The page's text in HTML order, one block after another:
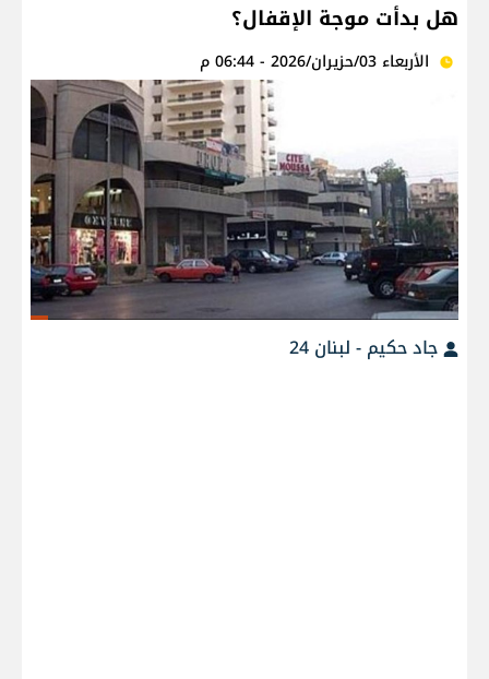
هل بدأت موجة الإقفال؟
الأربعاء 03/حزيران/2026 - 06:44 م
جاد حكيم - لبنان 24